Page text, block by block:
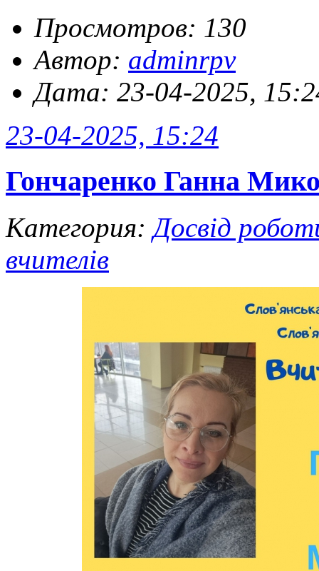
Просмотров: 130
Автор: adminrpv
Дата: 23-04-2025,
23-04-2025, 15:24
Гончаренко Ганна
Категория:Досвід
вчителів